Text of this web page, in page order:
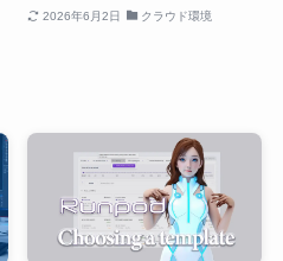
2026年6月2日 クラウド環境